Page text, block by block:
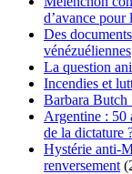
d’avance pour
Des
vénézuéliennes
La question
Incendies et
Barbara Butch
Argentine : 50
de la dictature
Hystérie anti-
renversement